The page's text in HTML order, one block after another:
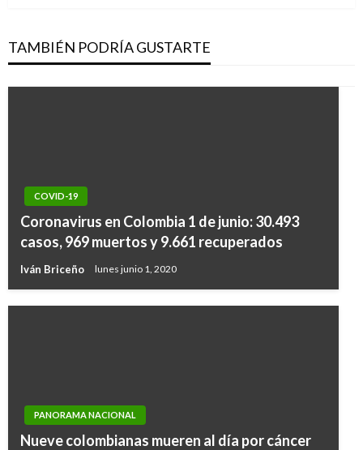
TAMBIÉN PODRÍA GUSTARTE
COVID-19
Coronavirus en Colombia 1 de junio: 30.493
casos, 969 muertos y 9.661 recuperados
Iván Briceño lunes junio 1, 2020
PANORAMA NACIONAL
Nueve colombianas mueren al día por cáncer